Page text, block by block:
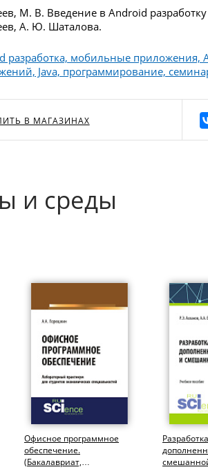
М. В. Введение в Android
А. Ю. Шаталова.
разработка, мобильные приложения,
Java, программирование,
В МАГАЗИНАХ
и среды
Офисное программное
обеспечение.
(Бакалавриат,